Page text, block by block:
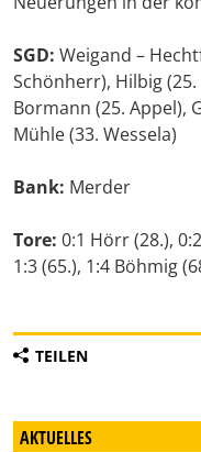
SGD: Weigand –
Schönherr), Hilbig
Bormann (25. Appel),
Mühle (33. Wessela)
Bank: Merder
Tore: 0:1 Hörr (28.),
1:3 (65.), 1:4 Böhmig
TEILEN
AKTUELLES